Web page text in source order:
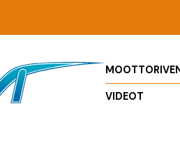
VIDEOT